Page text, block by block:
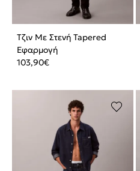
Τζιν Με Στενή Tapered
Εφαρμογή
103,90€